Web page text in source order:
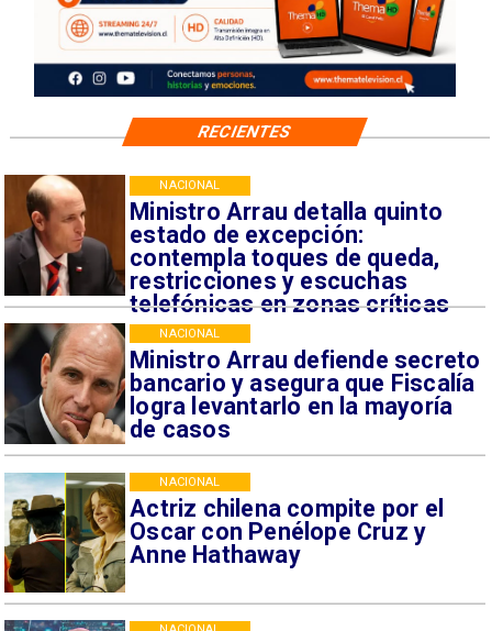
Ministro Arrau detalla quinto
estado de excepción:
contempla toques de queda,
restricciones y escuchas
telefónicas en zonas críticas
NACIONAL
Ministro Arrau defiende secreto
bancario y asegura que Fiscalía
logra levantarlo en la mayoría
de casos
NACIONAL
Actriz chilena compite por el
Oscar con Penélope Cruz y
Anne Hathaway
NACIONAL
RECIENTES